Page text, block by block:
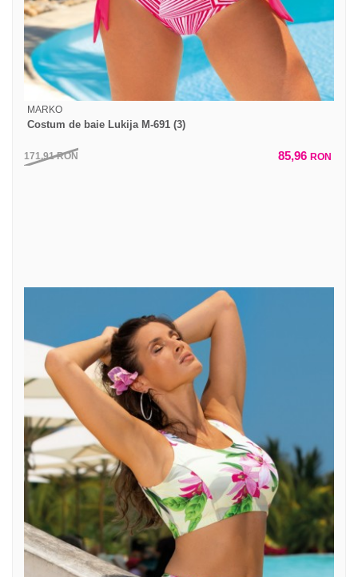
MARKO
Costum de baie Lukija M-691 (3)
171,91RON 85,96 RON